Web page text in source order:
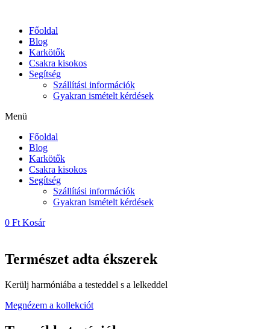
contentFőoldal
Blog
Karkötők
Csakra kisokos
Segítség
Szállítási információk
Gyakran ismételt kérdések
Menü
Főoldal
Blog
Karkötők
Csakra kisokos
Segítség
Szállítási információk
Gyakran ismételt kérdések
0 Ft Kosár
Természet adta ékszerek
Kerülj harmóniába a testeddel s a lelkeddel
Megnézem a kollekciót